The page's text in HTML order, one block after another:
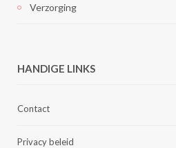
Verzorging
HANDIGE LINKS
Contact
Privacy beleid